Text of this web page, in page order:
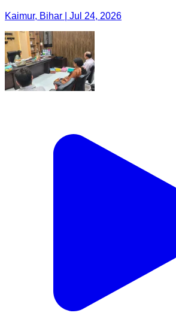
Kaimur, Bihar | Jul 24, 2026